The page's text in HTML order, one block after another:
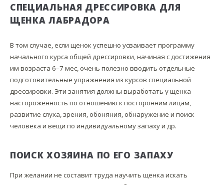
СПЕЦИАЛЬНАЯ ДРЕССИРОВКА ДЛЯ
ЩЕНКА ЛАБРАДОРА
В том случае, если щенок успешно усваивает программу
начального курса общей дрессировки, начиная с достижения
им возраста 6–7 мес, очень полезно вводить отдельные
подготовительные упражнения из курсов специальной
дрессировки. Эти занятия должны выработать у щенка
настороженность по отношению к посторонним лицам,
развитие слуха, зрения, обоняния, обнаружение и поиск
человека и вещи по индивидуальному запаху и др.
ПОИСК ХОЗЯИНА ПО ЕГО ЗАПАХУ
При желании не составит труда научить щенка искать